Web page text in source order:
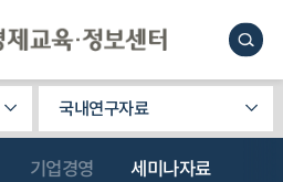
국내연구자료
기업경영 세미나자료